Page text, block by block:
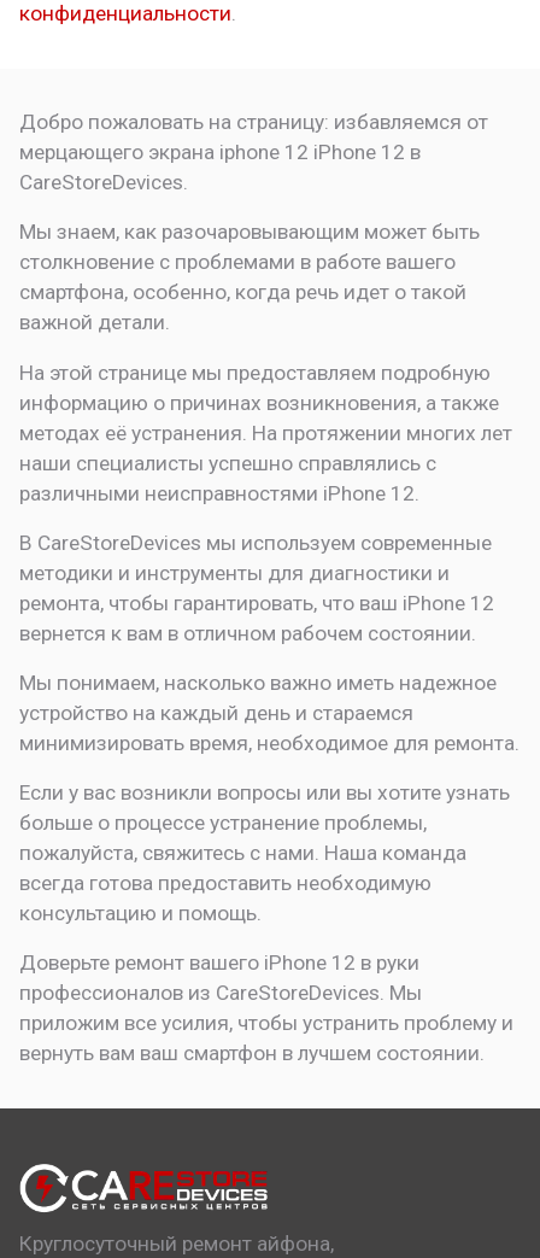
конфиденциальности.
Добро пожаловать на страницу: избавляемся от
мерцающего экрана iphone 12 iPhone 12 в
CareStoreDevices.
Мы знаем, как разочаровывающим может быть
столкновение с проблемами в работе вашего
смартфона, особенно, когда речь идет о такой
важной детали.
На этой странице мы предоставляем подробную
информацию о причинах возникновения, а также
методах её устранения. На протяжении многих лет
наши специалисты успешно справлялись с
различными неисправностями iPhone 12.
В CareStoreDevices мы используем современные
методики и инструменты для диагностики и
ремонта, чтобы гарантировать, что ваш iPhone 12
вернется к вам в отличном рабочем состоянии.
Мы понимаем, насколько важно иметь надежное
устройство на каждый день и стараемся
минимизировать время, необходимое для ремонта.
Если у вас возникли вопросы или вы хотите узнать
больше о процессе устранение проблемы,
пожалуйста, свяжитесь с нами. Наша команда
всегда готова предоставить необходимую
консультацию и помощь.
Доверьте ремонт вашего iPhone 12 в руки
профессионалов из CareStoreDevices. Мы
приложим все усилия, чтобы устранить проблему и
вернуть вам ваш смартфон в лучшем состоянии.
Круглосуточный ремонт айфона,